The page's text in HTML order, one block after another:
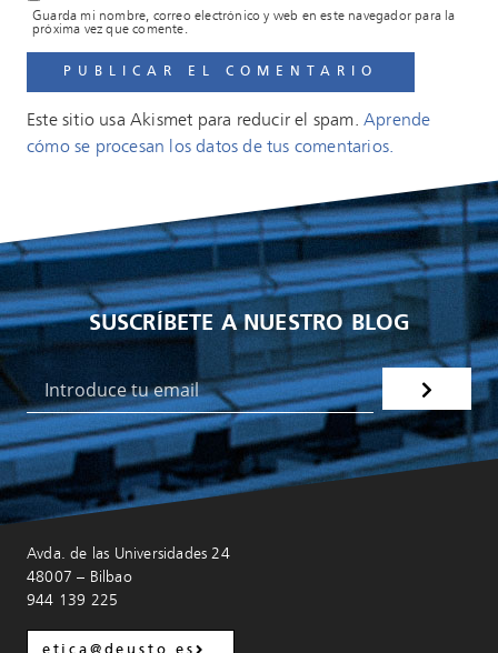
Guarda mi nombre, correo electrónico y web en este navegador para la
próxima vez que comente.
Este sitio usa Akismet para reducir el spam. Aprende
cómo se procesan los datos de tus comentarios.
SUSCRÍBETE A NUESTRO BLOG
Avda. de las Universidades 24
48007 – Bilbao
944 139 225